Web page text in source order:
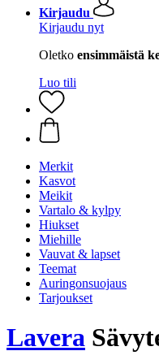
Kirjaudu
Kirjaudu nyt
Oletko ensimmäistä
Luo tili
Merkit
Kasvot
Meikit
Vartalo & kylpy
Hiukset
Miehille
Vauvat & lapset
Teemat
Auringonsuojaus
Tarjoukset
Lavera